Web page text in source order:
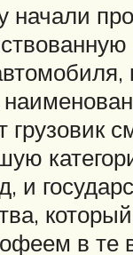
начали
грузовик
и
в те